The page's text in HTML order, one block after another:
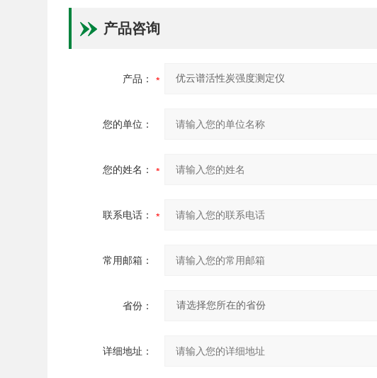
产品咨询
产品：
您的单位：
您的姓名：
联系电话：
常用邮箱：
省份：
详细地址：